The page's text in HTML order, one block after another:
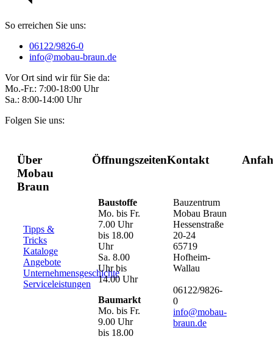
So erreichen Sie uns:
06122/9826-0
info@mobau-braun.de
Vor Ort sind wir für Sie da:
Mo.-Fr.: 7:00-18:00 Uhr
Sa.: 8:00-14:00 Uhr
Folgen Sie uns:
Über
Mobau
Braun
Tipps &
Tricks
Kataloge
Angebote
Unternehmensgeschichte
Serviceleistungen
Öffnungszeiten
Baustoffe
Mo. bis Fr.
7.00 Uhr
bis 18.00
Uhr
Sa. 8.00
Uhr bis
14.00 Uhr
Baumarkt
Mo. bis Fr.
9.00 Uhr
bis 18.00
Kontakt
Bauzentrum
Mobau Braun
Hessenstraße
20-24
65719
Hofheim-
Wallau
06122/9826-
0
info@mobau-
braun.de